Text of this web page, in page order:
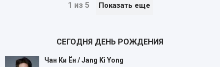
1 из 5 Показать еще
СЕГОДНЯ ДЕНЬ РОЖДЕНИЯ
Чан Ки Ён / Jang Ki Yong